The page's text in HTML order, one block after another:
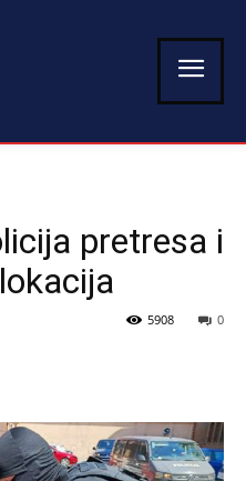
pretresa i
0
5908